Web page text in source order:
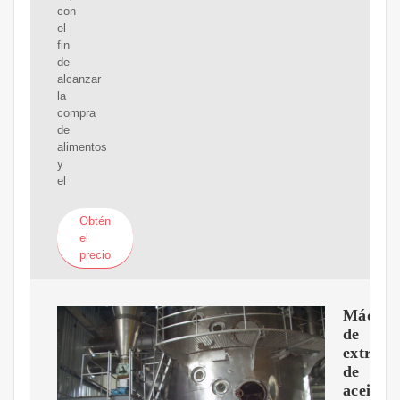
con
el
fin
de
alcanzar
la
compra
de
alimentos
y
el
Obtén
el
precio
de
de
aceite